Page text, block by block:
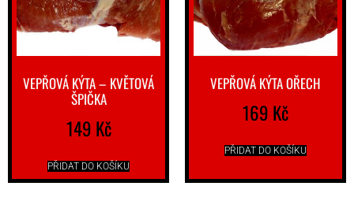
VEPŘOVÁ KÝTA – KVĚTOVÁ
ŠPIČKA
149 Kč
PŘIDAT DO KOŠÍKU
VEPŘOVÁ KÝTA OŘECH
169 Kč
PŘIDAT DO KOŠÍKU